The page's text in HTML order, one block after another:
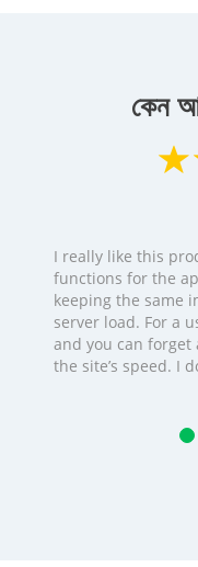
কেন
I really like this
functions for the
keeping the same
server load. For a
and you can forget
the site’s speed. I